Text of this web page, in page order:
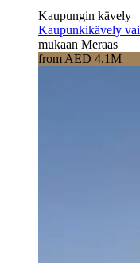
Kaupungin kävely
Kaupunkikävely
mukaan Meraas
from AED 4.1M